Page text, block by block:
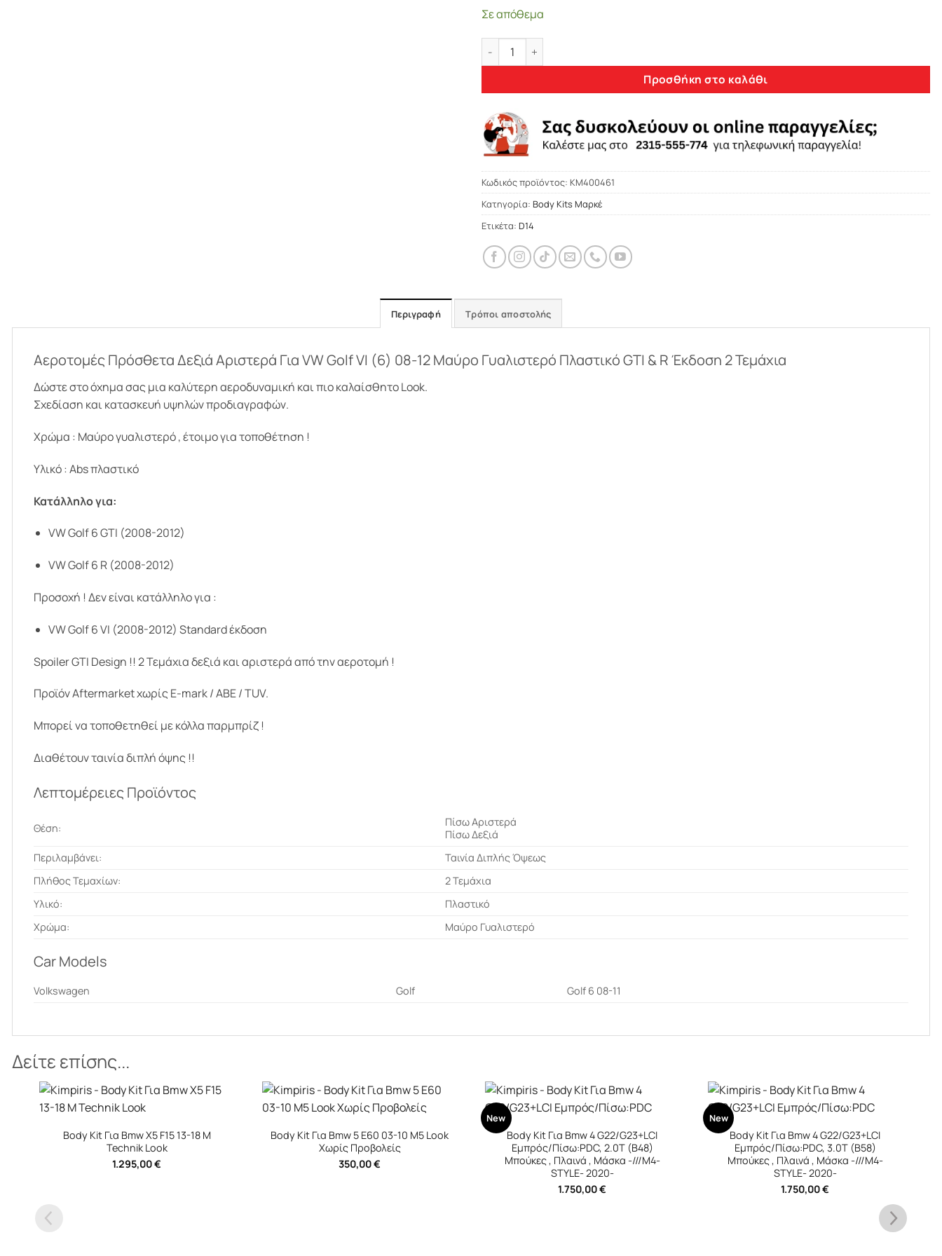
Σε απόθεμα
Αεροτομές Πρόσθετα Δεξιά Αριστερά Για VW Golf VI (6) 08-12 Μαύρο Γυαλιστερό Πλαστικό
Προσθήκη στο καλάθι
Κωδικός προϊόντος: KM400461
Κατηγορία: Body Kits Μαρκέ
Ετικέτα: D14
Περιγραφή Τρόποι αποστολής
Αεροτομές Πρόσθετα Δεξιά Αριστερά Για VW Golf VI (6) 08-12 Μαύρο Γυαλιστερό Πλαστικό GTI & R Έκδοση 2 Τεμάχια
Δώστε στο όχημα σας μια καλύτερη αεροδυναμική και πιο καλαίσθητο Look.
Σχεδίαση και κατασκευή υψηλών προδιαγραφών.
Χρώμα : Μαύρο γυαλιστερό , έτοιμο για τοποθέτηση !
Υλικό : Abs πλαστικό
Κατάλληλο για:
VW Golf 6 GTI (2008-2012)
VW Golf 6 R (2008-2012)
Προσοχή ! Δεν είναι κατάλληλο για :
VW Golf 6 VI (2008-2012) Standard έκδοση
Spoiler GTI Design !! 2 Τεμάχια δεξιά και αριστερά από την αεροτομή !
Προϊόν Aftermarket χωρίς E-mark / ABE / TUV.
Μπορεί να τοποθετηθεί με κόλλα παρμπρίζ !
Διαθέτουν ταινία διπλή όψης !!
Λεπτομέρειες Προϊόντος
Θέση:
Πίσω Αριστερά
Πίσω Δεξιά
Περιλαμβάνει:
Ταινία Διπλής Όψεως
Πλήθος Τεμαχίων:
2 Τεμάχια
Υλικό:
Πλαστικό
Χρώμα:
Μαύρο Γυαλιστερό
Car Models
Volkswagen Golf Golf 6 08-11
Δείτε επίσης...
+
Body Kit Για Bmw 5 E60 03-10 M5 Look
Χωρίς Προβολείς
350,00€
+
Body Kit Για Bmw 4 G22/G23+LCI
Εμπρός/Πίσω:PDC,2.0T (B48)
Μπούκες , Πλαινά , Μάσκα -///M4-
STYLE- 2020-
New
+
Body Kit Για Bmw 4 G22/G23+LCI
Εμπρός/Πίσω:PDC,3.0T (B58)
Μπούκες , Πλαινά , Μάσκα -///M4-
STYLE- 2020-
1.750,00€